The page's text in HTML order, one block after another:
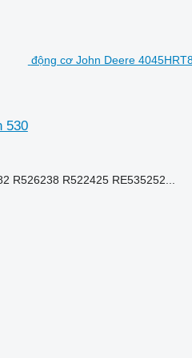
động cơ John Deere
530
R526238 R522425 RE535252...